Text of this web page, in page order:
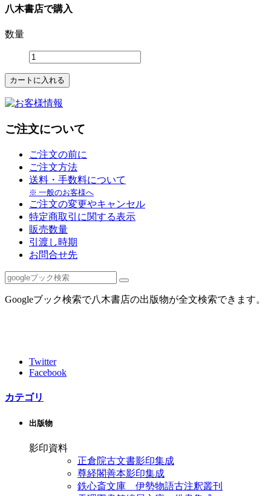
八木書店で購入
数量
ご注文について
ご注文の前に
ご注文方法
送料・手数料について
※ 一般のお客様へ
ご注文の変更やキャンセル
特定商取引に関する表示
販売数量
引渡し時期
お問合せ先
Googleブック検索で八木書店の出版物が全文検索できます。
Twitter
Facebook
カテゴリ
出版物
影印資料
正倉院古文書影印集成
尊経閣善本影印集成
鉄心斎文庫 伊勢物語古注釈叢刊